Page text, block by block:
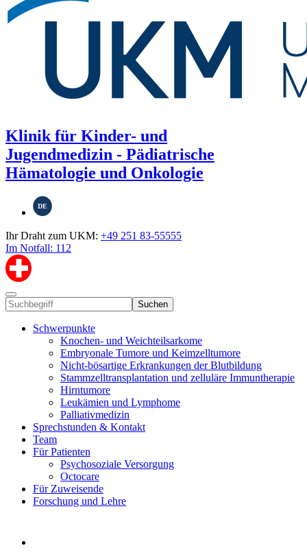
Klinik für Kinder- und
Jugendmedizin - Pädiatrische
Hämatologie und Onkologie
DE
Ihr Draht zum UKM: +49 251 83-55555
Im Notfall: 112
Suchen
Schwerpunkte
Knochen- und Weichteilsarkome
Embryonale Tumore und Keimzelltumore
Nicht-bösartige Erkrankungen der Blutbildung
Stammzelltransplantation und zelluläre Immuntherapie
Hirntumore
Leukämien und Lymphome
Palliativmedizin
Sprechstunden & Kontakt
Team
Für Patienten
Psychosoziale Versorgung
Octocare
Für Zuweisende
Forschung und Lehre